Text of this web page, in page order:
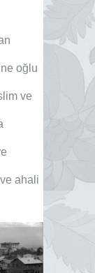
oğlu
ve
ahali